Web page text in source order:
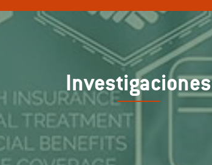
Investigaciones